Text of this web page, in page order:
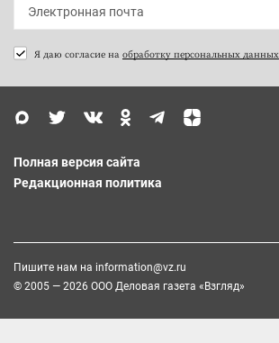
Я даю согласие на обработку персональных данных
Полная версия сайта
Редакционная политика
Пишите нам на information@vz.ru
© 2005 — 2026 ООО Деловая газета «Взгляд»